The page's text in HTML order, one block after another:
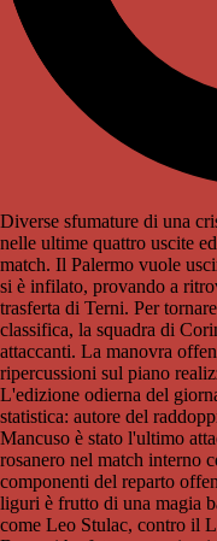
Diverse sfumature di una
nelle ultime quattro uscite
match. Il Palermo vuole
si è infilato, provando a
trasferta di Terni. Per
classifica, la squadra di
attaccanti. La manovra
ripercussioni sul piano
L'edizione odierna del
statistica: autore del
Mancuso è stato l'ultimo
rosanero nel match interno
componenti del reparto
liguri è frutto di una magia
come Leo Stulac, contro il